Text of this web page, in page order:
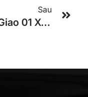
Sau
Bàn Giao 01 Xe Global 29 Chỗ TRACOMECO 2025 Cho Khách Hàng Ở Tây Ninh